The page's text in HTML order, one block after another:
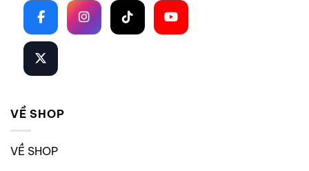
VỀ SHOP
VỀ SHOP